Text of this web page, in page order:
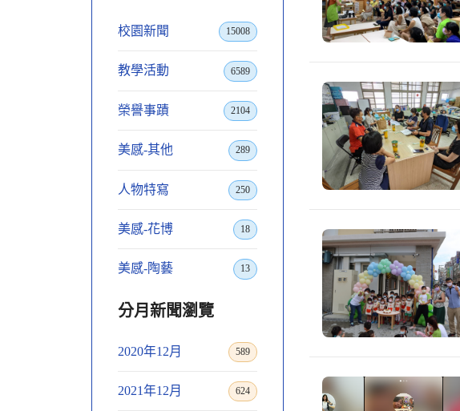
校園新聞 15008
教學活動 6589
榮譽事蹟 2104
美感-其他 289
人物特寫 250
美感-花博 18
美感-陶藝 13
分月新聞瀏覽
2020年12月 589
2021年12月 624